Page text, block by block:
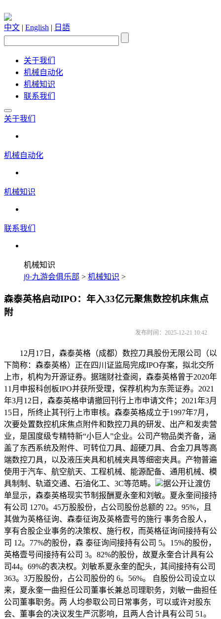
中文 | English | 日語
关于我们
机械自动化
机械知识
联系我们
关于我们
机械自动化
机械知识
联系我们
机械知识
j9·九游会俱乐部 > 机械知识 >
森泰英格启动IPO：年入33亿元聚焦数控机床焦点
附
发布时间：2025-12-21 10:42
12月17日，森泰英格（成都）数控刀具股份无限公司（以
下简称：森泰英格）正在四川证监局完成IPO存案，拟北交所
上市，机构为开源证券。据瑞财社查阅，森泰英格曾于2020年
11月申报科创板IPO并获所受理，保荐机构为东莞证券。2021
年3月12日，森泰英格申请撤回刊行上市申请文件；2021年3月
15日，所终止其刊行上市审核。森泰英格成立于1997年7月，
次要处置数控机床焦点附件和数控刀具的研发、出产和发卖营
业，是国度级专精特新“小巨人”企业。公司产物品类齐备，涵
盖了东西系统及附件、可转位刀具、超硬刀具、合金刀具等高
端数控刀具，以及液压夹具和机械夹具等细密夹具。产物普遍
使用于汽车、航空航天、工程机械、能源配备、通用机械、模
具制制、轨道交通、石油化工、3C等范畴。
据公开让渡仿
单显示，森泰英格现实节制报酬夏永奎和刘敏。夏永奎间接持
有公司 1270。45万股股份，占公司股份总额的 22。95%，且
其做为英格征询、森泰征询及英格壹号的施行 事务合股人，
享有合股企业事务的决策权、施行权，而英格征询间接持有公
司 12。77%的股份，森 泰征询间接持有公司 5。15%的股份，
英格壹号间接持有公司 3。82%的股份，故夏永奎合计具有公
司44。69%的表决权。刘敏系夏永奎的配头，其间接持有公司
363。3万股股份，占公司股份的 6。56%。 自股份公司设立以
来，夏永奎一曲担任公司董事长兼总司理职务，刘敏一曲担任
公司董事职务。两 人均参取公司日常事务，可以或许对股东
会、董事会的决议发生严沉影响，且两人合计具有公司 51。